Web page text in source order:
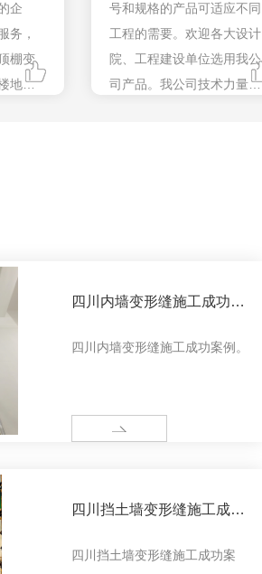
企
务，
棚变
地面
号和规格的产品可适应不同
工程的需要。欢迎各大设计
院、工程建设单位选用我公
司产品。我公司技术力量雄
四川内墙变形缝施工成功案
四川内墙变形缝施工成功案例。
四川挡土墙变形缝施工成功
四川挡土墙变形缝施工成功案